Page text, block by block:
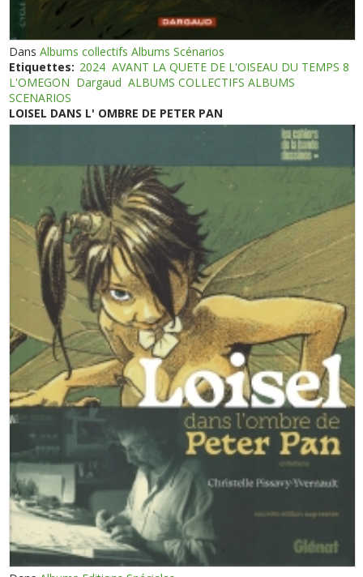
DansAlbums collectifs Albums Scénarios
Etiquettes: 2024 AVANT LA QUETE DE L'OISEAU DU TEMPS 8
L'OMEGON Dargaud ALBUMS COLLECTIFS ALBUMS
SCENARIOS
LOISEL DANS L' OMBRE DE PETER PAN